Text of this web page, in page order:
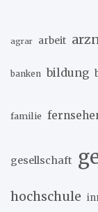
agrar arbeit
banken bildung
familie
gesellschaft
hochschule